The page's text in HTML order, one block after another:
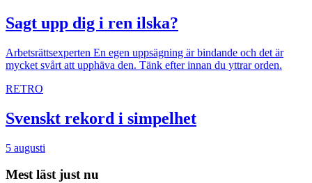
Sagt upp dig i ren ilska?
Arbetsrättsexperten En egen uppsägning är bindande och det är
mycket svårt att upphäva den. Tänk efter innan du yttrar orden.
RETRO
Svenskt rekord i simpelhet
5 augusti
Mest läst just nu